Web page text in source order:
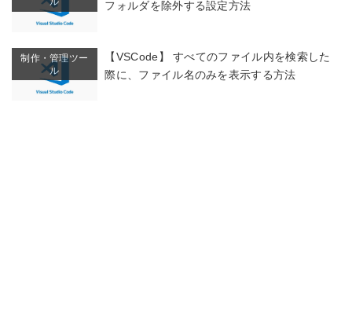
フォルダを除外する設定方法
制作・管理ツー
ル
【VSCode】 すべてのファイル内を検索した
際に、ファイル名のみを表示する方法